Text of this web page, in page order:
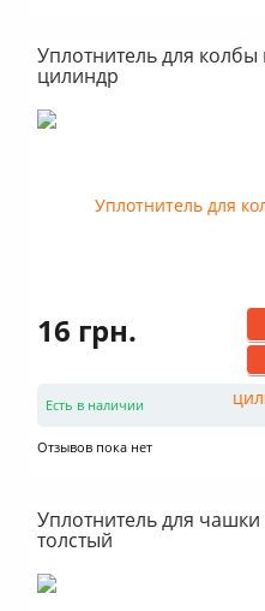
Уплотнитель для
цилиндр
16 грн.
Есть в наличии
Отзывов пока нет
Уплотнитель для
толстый